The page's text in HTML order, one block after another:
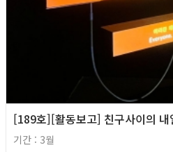
[189호][활동보고] 친구사이의 내
기간 : 3월